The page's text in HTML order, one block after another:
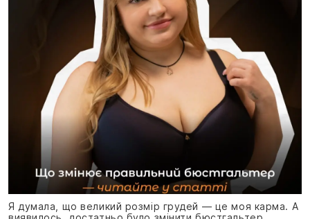
Я думала, що великий розмір грудей — це моя карма. А